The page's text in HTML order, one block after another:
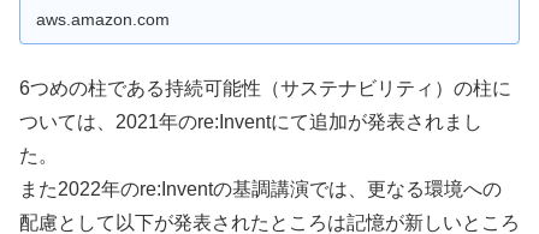
aws.amazon.com
6つめの柱である持続可能性（サステナビリティ）の柱に
ついては、2021年のre:Inventにて追加が発表されまし
た。
また2022年のre:Inventの基調講演では、更なる環境への
配慮として以下が発表されたところは記憶が新しいところ